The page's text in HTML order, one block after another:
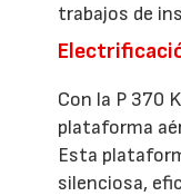
trabajos de
Con la P 370
plataforma
Esta
silenciosa,